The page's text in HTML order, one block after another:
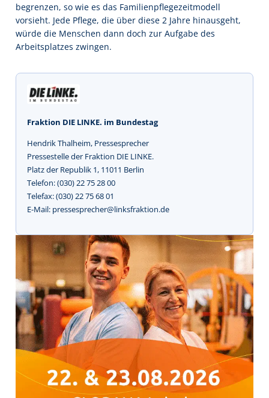
begrenzen, so wie es das Familienpflegezeitmodell
vorsieht. Jede Pflege, die über diese 2 Jahre hinausgeht,
würde die Menschen dann doch zur Aufgabe des
Arbeitsplatzes zwingen.
Fraktion DIE LINKE. im Bundestag
Hendrik Thalheim, Pressesprecher
Pressestelle der Fraktion DIE LINKE.
Platz der Republik 1, 11011 Berlin
Telefon: (030) 22 75 28 00
Telefax: (030) 22 75 68 01
E-Mail: pressesprecher@linksfraktion.de